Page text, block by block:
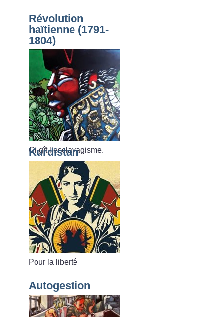
Révolution
haïtienne (1791-
1804)
Ci-gît l’esclavagisme.
Kurdistan
Pour la liberté
Autogestion